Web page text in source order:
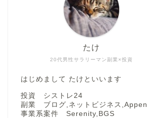
20代男性サラリーマン副業×投資
たけ
はじめまして たけといいます
投資 シストレ24
副業 ブログ,ネットビジネス,Appen
事業系案件 Serenity,BGS